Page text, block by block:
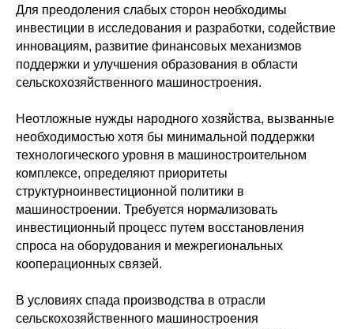
Для преодоления слабых сторон необходимы
инвестиции в исследования и разработки, содействие
инновациям, развитие финансовых механизмов
поддержки и улучшения образования в области
сельскохозяйственного машиностроения.
Неотложные нужды народного хозяйства, вызванные
необходимостью хотя бы минимальной поддержки
технологического уровня в машиностроительном
комплексе, определяют приоритеты
структурноинвестиционной политики в
машиностроении. Требуется нормализовать
инвестиционный процесс путем восстановления
спроса на оборудования и межрегиональных
кооперационных связей.
В условиях спада производства в отрасли
сельскохозяйственного машиностроения